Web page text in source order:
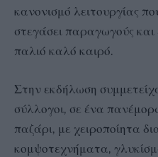
κανονισμό λειτουργίας
στεγάσει παραγωγούς
παλιό καλό καιρό.
Στην εκδήλωση
σύλλογοι, σε ένα
παζάρι, με χειροποίητα
κομψοτεχνήματα,